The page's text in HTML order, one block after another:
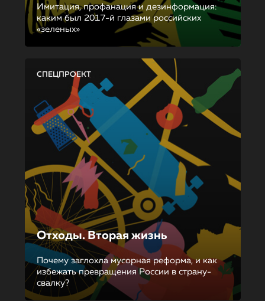
Имитация, профанация и дезинформация:
каким был 2017-й глазами российских
«зеленых»
СПЕЦПРОЕКТ
Отходы. Вторая жизнь
Почему заглохла мусорная реформа, и как
избежать превращения России в страну-
свалку?